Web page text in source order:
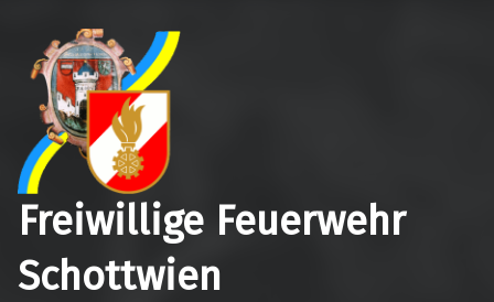
Freiwillige Feuerwehr
Schottwien